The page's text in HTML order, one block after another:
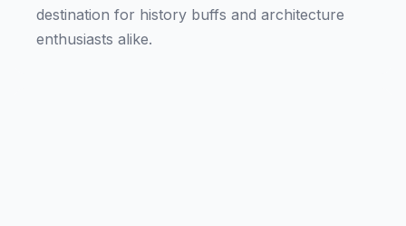
destination for history buffs and architecture
enthusiasts alike.